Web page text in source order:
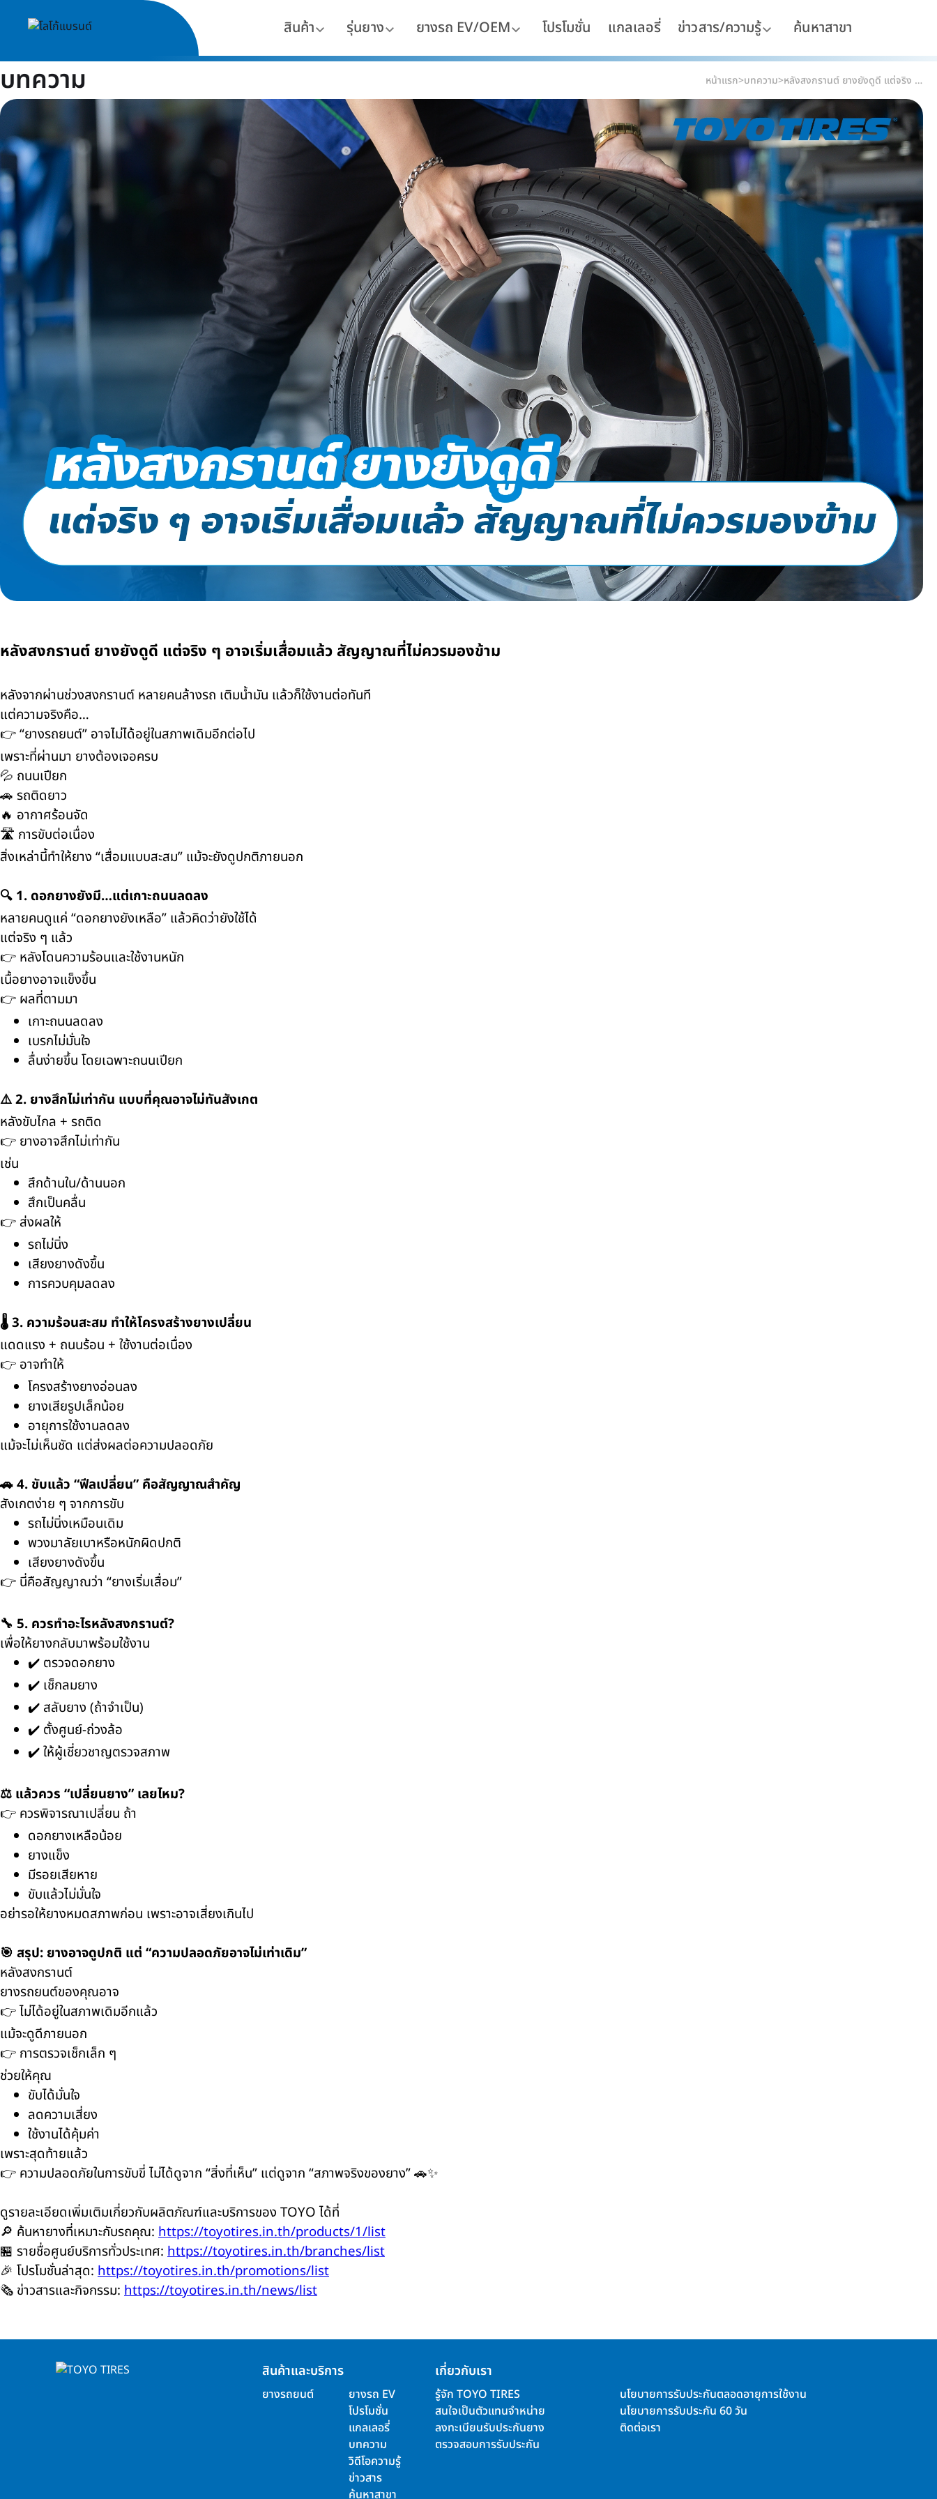
สินค้า รุ่นยาง ยางรถ EV/OEM โปรโมชั่น แกลเลอรี่ ข่าวสาร/ความรู้ ค้นหาสาขา
บทความ หน้าแรก>บทความ> หลังสงกรานต์ ยางยังดูดี แต่จริง ๆ อาจเริ่มเสื่อมแล้ว สัญญาณที่ไม่ควรมองข้าม
หลังสงกรานต์ ยางยังดูดี แต่จริง ๆ อาจเริ่มเสื่อมแล้ว สัญญาณที่ไม่ควรมองข้าม
หลังจากผ่านช่วงสงกรานต์ หลายคนล้างรถ เติมน้ำมัน แล้วก็ใช้งานต่อทันที
แต่ความจริงคือ…
👉 “ยางรถยนต์” อาจไม่ได้อยู่ในสภาพเดิมอีกต่อไป
เพราะที่ผ่านมา ยางต้องเจอครบ
💦 ถนนเปียก
🚗 รถติดยาว
🔥 อากาศร้อนจัด
🛣️ การขับต่อเนื่อง
สิ่งเหล่านี้ทำให้ยาง “เสื่อมแบบสะสม” แม้จะยังดูปกติภายนอก
🔍 1. ดอกยางยังมี…แต่เกาะถนนลดลง
หลายคนดูแค่ “ดอกยางยังเหลือ” แล้วคิดว่ายังใช้ได้
แต่จริง ๆ แล้ว
👉 หลังโดนความร้อนและใช้งานหนัก
เนื้อยางอาจแข็งขึ้น
👉 ผลที่ตามมา
เกาะถนนลดลง
เบรกไม่มั่นใจ
ลื่นง่ายขึ้น โดยเฉพาะถนนเปียก
⚠️ 2. ยางสึกไม่เท่ากัน แบบที่คุณอาจไม่ทันสังเกต
หลังขับไกล + รถติด
👉 ยางอาจสึกไม่เท่ากัน
เช่น
สึกด้านใน/ด้านนอก
สึกเป็นคลื่น
👉 ส่งผลให้
รถไม่นิ่ง
เสียงยางดังขึ้น
การควบคุมลดลง
🌡️ 3. ความร้อนสะสม ทำให้โครงสร้างยางเปลี่ยน
แดดแรง + ถนนร้อน + ใช้งานต่อเนื่อง
👉 อาจทำให้
โครงสร้างยางอ่อนลง
ยางเสียรูปเล็กน้อย
อายุการใช้งานลดลง
แม้จะไม่เห็นชัด แต่ส่งผลต่อความปลอดภัย
🚗 4. ขับแล้ว “ฟีลเปลี่ยน” คือสัญญาณสำคัญ
สังเกตง่าย ๆ จากการขับ
รถไม่นิ่งเหมือนเดิม
พวงมาลัยเบาหรือหนักผิดปกติ
เสียงยางดังขึ้น
👉 นี่คือสัญญาณว่า “ยางเริ่มเสื่อม”
🔧 5. ควรทำอะไรหลังสงกรานต์?
เพื่อให้ยางกลับมาพร้อมใช้งาน
✔️ ตรวจดอกยาง
✔️ เช็กลมยาง
✔️ สลับยาง (ถ้าจำเป็น)
✔️ ตั้งศูนย์-ถ่วงล้อ
✔️ ให้ผู้เชี่ยวชาญตรวจสภาพ
⚖️ แล้วควร “เปลี่ยนยาง” เลยไหม?
👉 ควรพิจารณาเปลี่ยน ถ้า
ดอกยางเหลือน้อย
ยางแข็ง
มีรอยเสียหาย
ขับแล้วไม่มั่นใจ
อย่ารอให้ยางหมดสภาพก่อน เพราะอาจเสี่ยงเกินไป
🎯 สรุป: ยางอาจดูปกติ แต่ “ความปลอดภัยอาจไม่เท่าเดิม”
หลังสงกรานต์
ยางรถยนต์ของคุณอาจ
👉 ไม่ได้อยู่ในสภาพเดิมอีกแล้ว
แม้จะดูดีภายนอก
👉 การตรวจเช็กเล็ก ๆ
ช่วยให้คุณ
ขับได้มั่นใจ
ลดความเสี่ยง
ใช้งานได้คุ้มค่า
เพราะสุดท้ายแล้ว
👉 ความปลอดภัยในการขับขี่ ไม่ได้ดูจาก “สิ่งที่เห็น” แต่ดูจาก “สภาพจริงของยาง” 🚗✨
ดูรายละเอียดเพิ่มเติมเกี่ยวกับผลิตภัณฑ์และบริการของ TOYO ได้ที่
🔎 ค้นหายางที่เหมาะกับรถคุณ: https://toyotires.in.th/products/1/list
🏪 รายชื่อศูนย์บริการทั่วประเทศ: https://toyotires.in.th/branches/list
🎉 โปรโมชั่นล่าสุด: https://toyotires.in.th/promotions/list
🗞️ ข่าวสารและกิจกรรม: https://toyotires.in.th/news/list
สินค้าและบริการ
ยางรถยนต์
ยางรถ EV
โปรโมชั่น
แกลเลอรี่
บทความ
วิดีโอความรู้
ข่าวสาร
ค้นหาสาขา
เกี่ยวกับเรา
รู้จัก TOYO TIRES
สนใจเป็นตัวแทนจำหน่าย
ลงทะเบียนรับประกันยาง
ตรวจสอบการรับประกัน
นโยบายการรับประกันตลอดอายุการใช้งาน
นโยบายการรับประกัน 60 วัน
ติดต่อเรา